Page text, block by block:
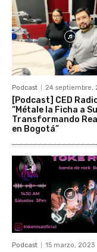
Podcast 24 septiembre,
[Podcast] CED
“Métale la Ficha a
Transformando
en Bogotá”
Podcast 15 marzo, 2023